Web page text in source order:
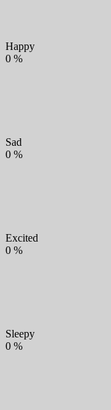
Happy
0 %
Sad
0 %
Excited
0 %
Sleepy
0 %